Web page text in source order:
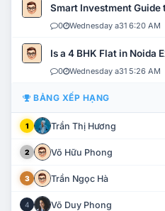
Smart Investment Guide
0 Wednesday a31 6:20 AM
Is a 4 BHK Flat in Noida
0 Wednesday a31 5:26 AM
BẢNG XẾP HẠNG
1 Trần Thị Hương
2 Võ Hữu Phong
3 Trần Ngọc Hà
4 Võ Duy Phong